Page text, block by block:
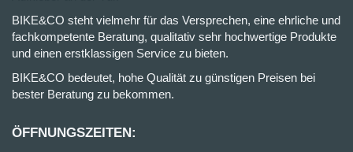
BIKE&CO steht vielmehr für das Versprechen, eine ehrliche und
fachkompetente Beratung, qualitativ sehr hochwertige Produkte
und einen erstklassigen Service zu bieten.
BIKE&CO bedeutet, hohe Qualität zu günstigen Preisen bei
bester Beratung zu bekommen.
ÖFFNUNGSZEITEN: